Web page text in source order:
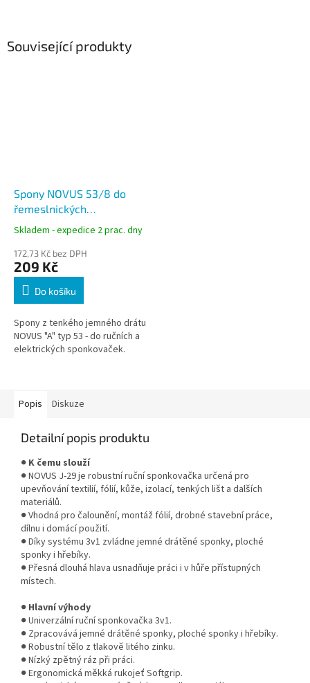
Související produkty
Spony NOVUS 53/8 do
řemeslnických
sponkovačů 1800 ks,
drátky A typ 53
Skladem - expedice 2 prac. dny
172,73 Kč bez DPH
209 Kč
Do košíku
Spony z tenkého jemného drátu
NOVUS "A" typ 53 - do ručních a
elektrických sponkovaček.
Popis Diskuze
Detailní popis produktu
● K čemu slouží
● NOVUS J-29 je robustní ruční sponkovačka určená pro
upevňování textilií, fólií, kůže, izolací, tenkých lišt a dalších
materiálů.
● Vhodná pro čalounění, montáž fólií, drobné stavební práce,
dílnu i domácí použití.
● Díky systému 3v1 zvládne jemné drátěné sponky, ploché
sponky i hřebíky.
● Přesná dlouhá hlava usnadňuje práci i v hůře přístupných
místech.
● Hlavní výhody
● Univerzální ruční sponkovačka 3v1.
● Zpracovává jemné drátěné sponky, ploché sponky i hřebíky.
● Robustní tělo z tlakově litého zinku.
● Nízký zpětný ráz při práci.
● Ergonomická měkká rukojeť Softgrip.